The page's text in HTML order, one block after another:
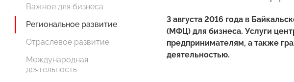
Важное для бизнеса
Региональное развитие
Отраслевое развитие
Международная
деятельность
3 августа 2016 года в
(МФЦ) для бизнеса. Услуги
предпринимателям, а также
деятельностью.